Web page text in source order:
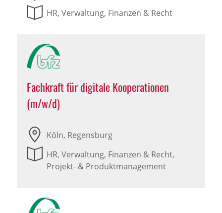
HR, Verwaltung, Finanzen & Recht
Fachkraft für digitale Kooperationen
(m/w/d)
Köln, Regensburg
HR, Verwaltung, Finanzen & Recht,
Projekt- & Produktmanagement